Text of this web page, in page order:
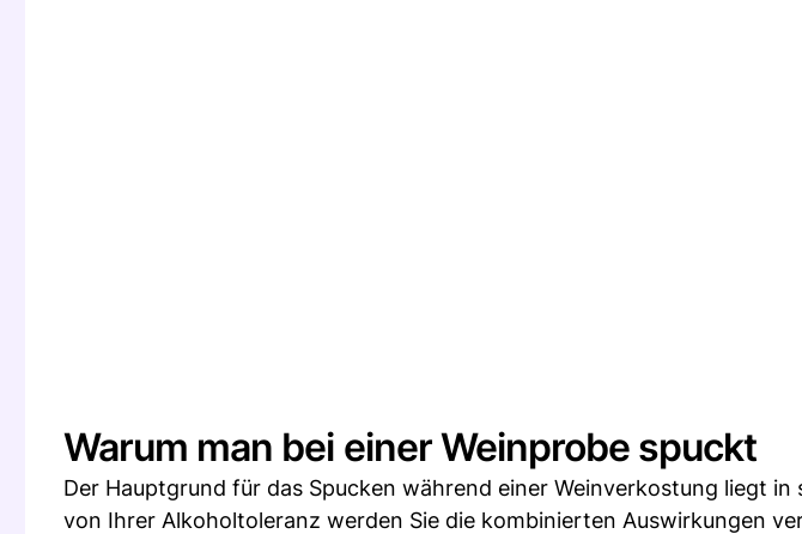
Warum man bei einer Weinprobe spuckt
Der Hauptgrund für das Spucken während einer Weinverkostung liegt in
von Ihrer Alkoholtoleranz werden Sie die kombinierten Auswirkungen